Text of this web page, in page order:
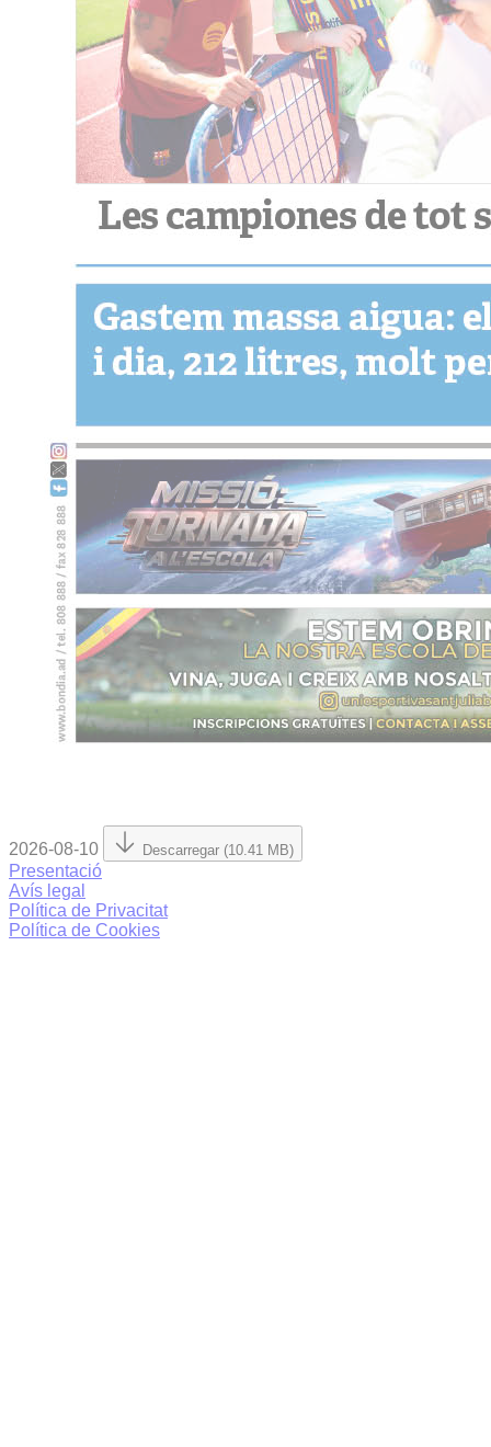
2026-08-10 Descarregar (10.41 MB)
Presentació
Avís legal
Política de Privacitat
Política de Cookies